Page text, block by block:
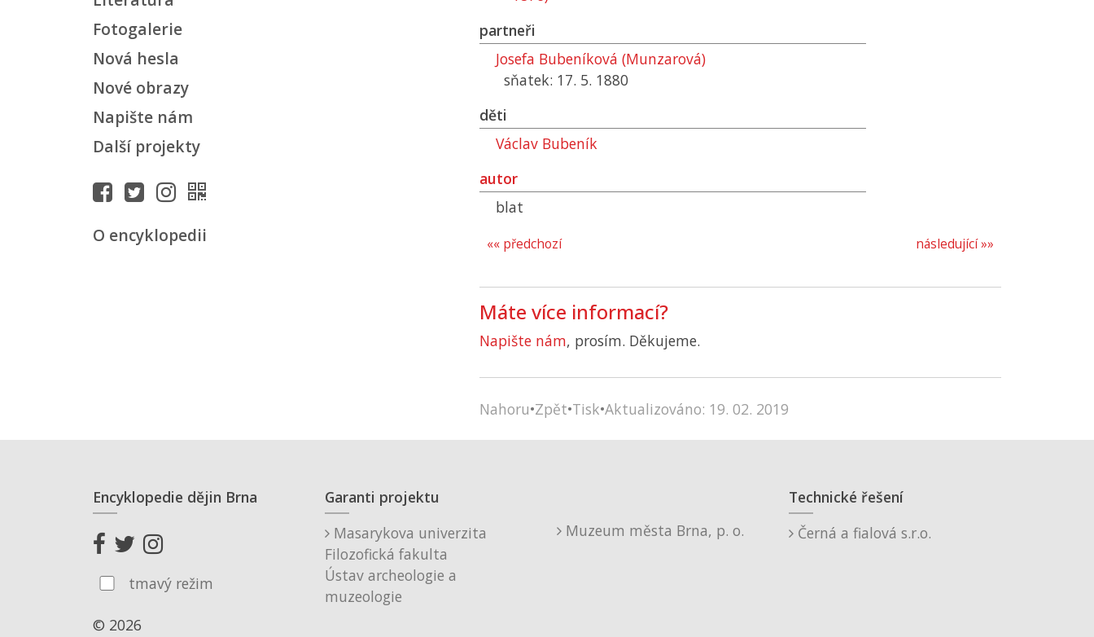
Fotogalerie
Nová hesla
Nové obrazy
Napište nám
Další projekty
O encyklopedii
partneři
Josefa Bubeníková (Munzarová)
sňatek: 17. 5. 1880
děti
Václav Bubeník
autor
blat
následující »»
«« předchozí
Máte více informací?
Napište nám, prosím. Děkujeme.
Nahoru•Zpět•Tisk•Aktualizováno: 19. 02. 2019
Encyklopedie dějin Brna
tmavý režim
© 2026
Garanti projektu
Masarykova univerzita
Filozofická fakulta
Ústav archeologie a
muzeologie
Muzeum města Brna, p. o.
Technické řešení
Černá a fialová s.r.o.